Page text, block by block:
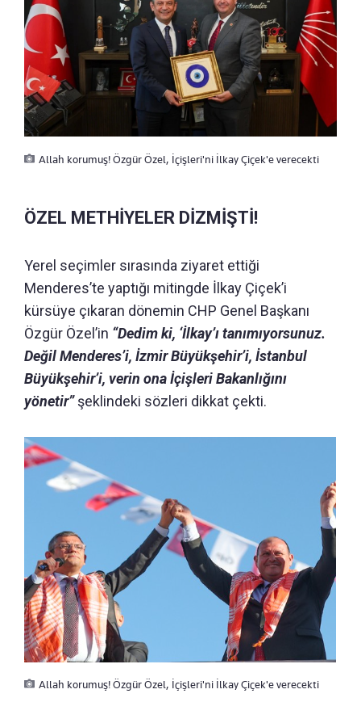
Allah korumuş! Özgür Özel, İçişleri'ni İlkay Çiçek'e verecekti
ÖZEL METHİYELER DİZMİŞTİ!
Yerel seçimler sırasında ziyaret ettiği
Menderes’te yaptığı mitingde İlkay Çiçek’i
kürsüye çıkaran dönemin CHP Genel Başkanı
Özgür Özel’in “Dedim ki, ‘İlkay’ı tanımıyorsunuz.
Değil Menderes’i, İzmir Büyükşehir’i, İstanbul
Büyükşehir’i, verin ona İçişleri Bakanlığını
yönetir”şeklindeki sözleri dikkat çekti.
Allah korumuş! Özgür Özel, İçişleri'ni İlkay Çiçek'e verecekti